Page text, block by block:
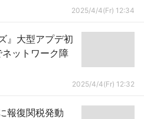
2025/4/4(Fr) 12:34
』大型アプデ初
ットワーク障
2025/4/4(Fr) 12:32
報復関税発動